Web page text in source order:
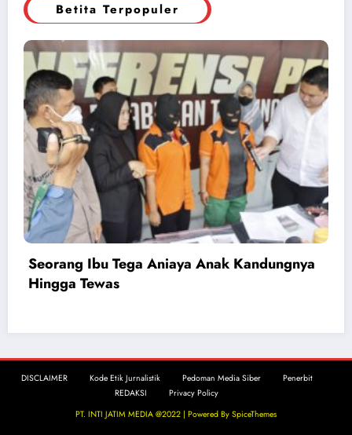
Betita Terpopuler
Seorang Ibu Tega Aniaya Anak Kandungnya
Hingga Tewas
DISCLAIMER Kode Etik Jurnalistik Pedoman Media Siber
Penerbit
REDAKSI
Privacy Policy
PT. INTI JATIM MEDIA @2022 | Powered By SpiceThemes